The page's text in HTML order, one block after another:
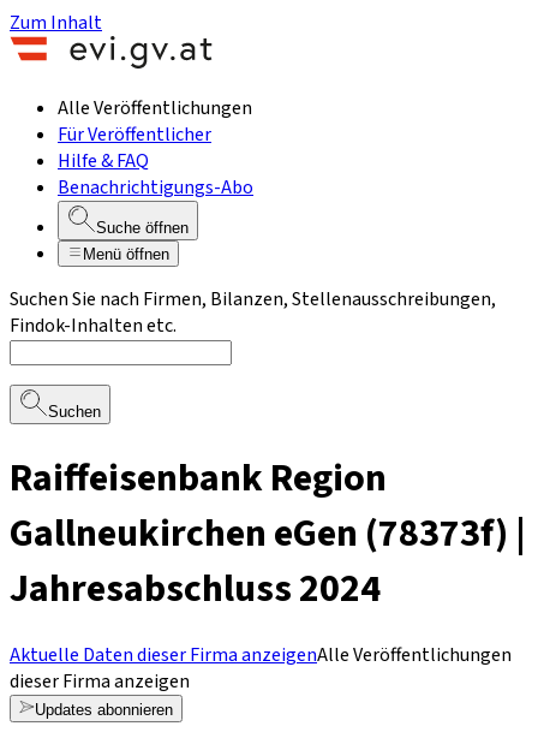
Zum Inhalt
Alle Veröffentlichungen
Für Veröffentlicher
Hilfe & FAQ
Benachrichtigungs-Abo
Suche öffnen
Menü öffnen
Suchen Sie nach Firmen, Bilanzen, Stellenausschreibungen,
Findok-Inhalten etc.
Suchen
Raiffeisenbank Region
Gallneukirchen eGen (78373f) |
Jahresabschluss 2024
Aktuelle Daten dieser Firma anzeigenAlle Veröffentlichungen
dieser Firma anzeigen
Updates abonnieren